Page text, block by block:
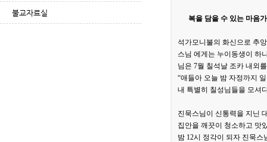
불교자료실
복을 담을 수 있는 마음
석가모니불의 화신으로 추
스님 에게는 누이동생이 하
님은 7월 칠석날 조카 내외
“애들아 오늘 밤 자정까지
내 특별히 칠성님들을 모셔
진묵스님이 신통력을 지닌
집안을 깨끗이 청소하고 맛
밤 12시 정각이 되자 진묵